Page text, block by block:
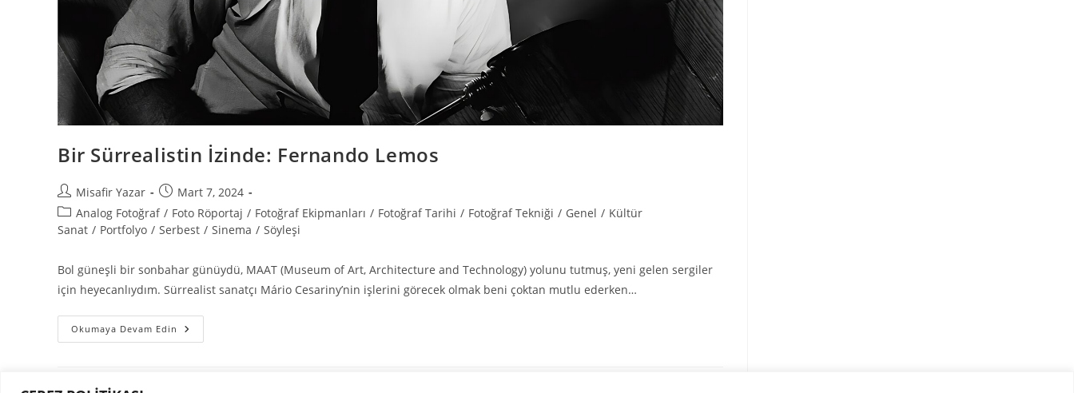
Bir Sürrealistin İzinde: Fernando Lemos
Misafir Yazar
Mart 7, 2024
Analog Fotoğraf / Foto Röportaj / Fotoğraf Ekipmanları / Fotoğraf Tarihi / Fotoğraf Tekniği / Genel / Kültür
Sanat / Portfolyo / Serbest / Sinema / Söyleşi
Bol güneşli bir sonbahar günüydü, MAAT (Museum of Art, Architecture and Technology) yolunu tutmuş, yeni gelen sergiler
için heyecanlıydım. Sürrealist sanatçı Mário Cesariny’nin işlerini görecek olmak beni çoktan mutlu ederken…
Okumaya Devam Edin